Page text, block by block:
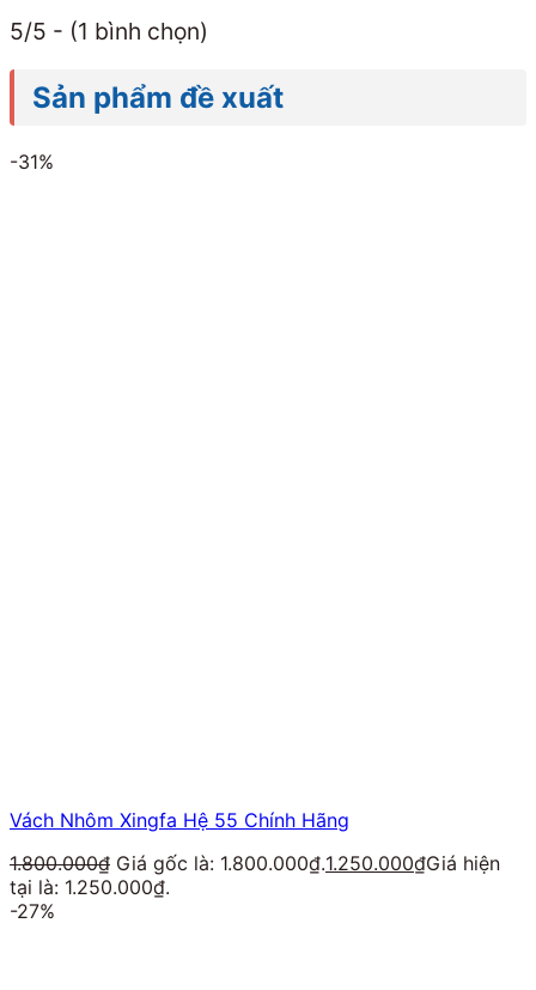
5/5 - (1 bình chọn)
Sản phẩm đề xuất
-31%
Vách Nhôm Xingfa Hệ 55 Chính Hãng
1.800.000₫ Giá gốc là: 1.800.000₫.1.250.000₫Giá hiện
tại là: 1.250.000₫.
-27%